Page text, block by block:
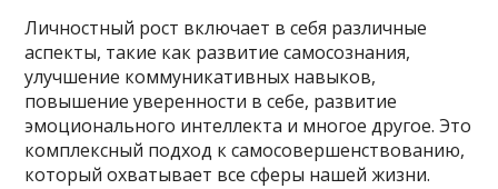
Личностный рост включает в себя различные
аспекты, такие как развитие самосознания,
улучшение коммуникативных навыков,
повышение уверенности в себе, развитие
эмоционального интеллекта и многое другое. Это
комплексный подход к самосовершенствованию,
который охватывает все сферы нашей жизни.